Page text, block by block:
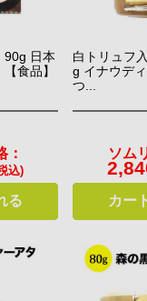
チーズクラッカー
スト「パティスリー・
国内の厳選されたチーズ
わりのクラッカー。
適です。
ンス産AOPのチーズ
90g 日本
食品】
：
込)
る
白トリュフ
g イナウデ
つ...
ソム
カー